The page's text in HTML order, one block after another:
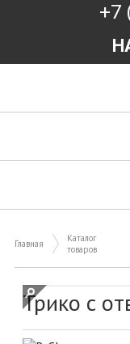
+7
Главная
Каталог
товаров
Трико с